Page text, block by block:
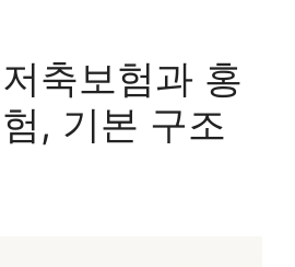
축보험과 홍
, 기본 구조